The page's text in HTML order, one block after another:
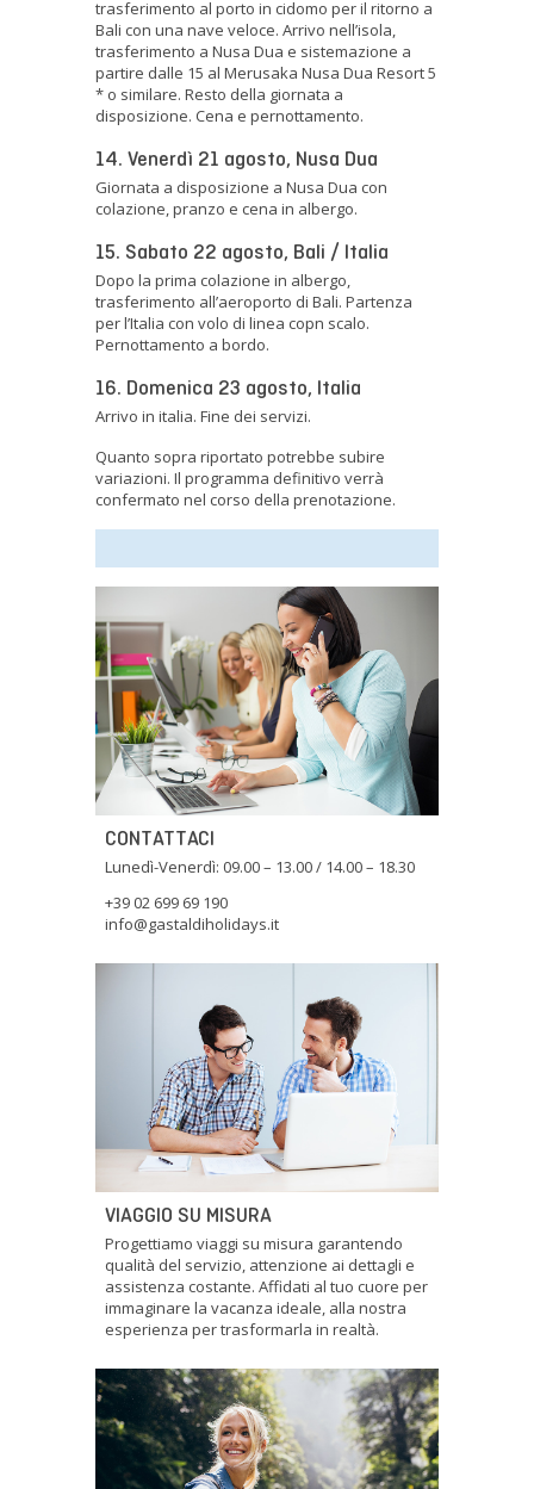
trasferimento al porto in cidomo per il ritorno a
Bali con una nave veloce. Arrivo nell’isola,
trasferimento a Nusa Dua e sistemazione a
partire dalle 15 al Merusaka Nusa Dua Resort 5
* o similare. Resto della giornata a
disposizione. Cena e pernottamento.
14. Venerdì 21 agosto, Nusa Dua
Giornata a disposizione a Nusa Dua con
colazione, pranzo e cena in albergo.
15. Sabato 22 agosto, Bali / Italia
Dopo la prima colazione in albergo,
trasferimento all’aeroporto di Bali. Partenza
per l’Italia con volo di linea copn scalo.
Pernottamento a bordo.
16. Domenica 23 agosto, Italia
Arrivo in italia. Fine dei servizi.
Quanto sopra riportato potrebbe subire
variazioni. Il programma definitivo verrà
confermato nel corso della prenotazione.
CONTATTACI
Lunedì-Venerdì: 09.00 – 13.00 / 14.00 – 18.30
+39 02 699 69 190
info@gastaldiholidays.it
VIAGGIO SU MISURA
Progettiamo viaggi su misura garantendo
qualità del servizio, attenzione ai dettagli e
assistenza costante. Affidati al tuo cuore per
immaginare la vacanza ideale, alla nostra
esperienza per trasformarla in realtà.